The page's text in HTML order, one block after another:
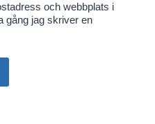
och webbplats i
gång jag skriver en